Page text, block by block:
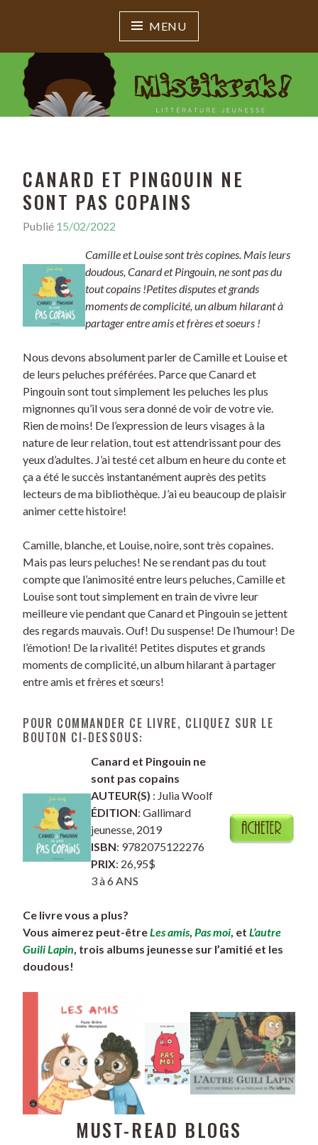
MENU
MISTIKRAK !
Littérature jeunesse
CANARD ET PINGOUIN NE
SONT PAS COPAINS
Publié 15/02/2022
Camille et Louise sont très copines. Mais leurs
doudous, Canard et Pingouin, ne sont pas du
tout copains !Petites disputes et grands
moments de complicité, un album hilarant à
partager entre amis et frères et soeurs !
Nous devons absolument parler de Camille et Louise et
de leurs peluches préférées. Parce que Canard et
Pingouin sont tout simplement les peluches les plus
mignonnes qu’il vous sera donné de voir de votre vie.
Rien de moins! De l’expression de leurs visages à la
nature de leur relation, tout est attendrissant pour des
yeux d’adultes. J’ai testé cet album en heure du conte et
ça a été le succès instantanément auprès des petits
lecteurs de ma bibliothèque. J’ai eu beaucoup de plaisir
animer cette histoire!
Camille, blanche, et Louise, noire, sont très copaines.
Mais pas leurs peluches! Ne se rendant pas du tout
compte que l’animosité entre leurs peluches, Camille et
Louise sont tout simplement en train de vivre leur
meilleure vie pendant que Canard et Pingouin se jettent
des regards mauvais. Ouf! Du suspense! De l’humour! De
l’émotion! De la rivalité! Petites disputes et grands
moments de complicité, un album hilarant à partager
entre amis et frères et sœurs!
POUR COMMANDER CE LIVRE, CLIQUEZ SUR LE
BOUTON CI-DESSOUS:
Canard et Pingouin ne
sont pas copains
AUTEUR(S) : Julia Woolf
ÉDITION: Gallimard
jeunesse, 2019
ISBN: 9782075122276
PRIX: 26,95$
3 à 6 ANS
Ce livre vous a plus?
Vous aimerez peut-êtreLes amis, Pas moi, et L’autre
Guili Lapin, trois albums jeunesse sur l’amitié et les
doudous!
MUST-READ BLOGS